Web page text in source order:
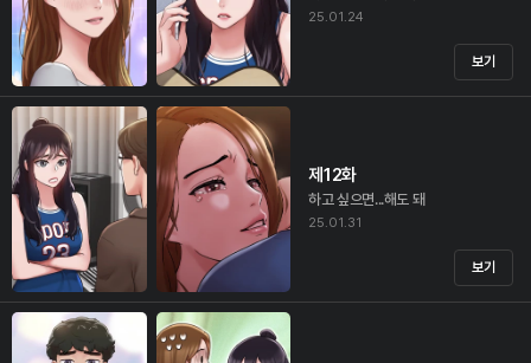
25.01.24
보기
제12화
하고 싶으면...해도 돼
25.01.31
보기